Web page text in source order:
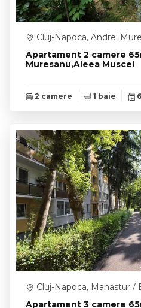
Apartament 2 camere
Muresanu,Aleea Muscel
Cluj-Napoca, Andrei
2 camere 1 baie
Apartament 3 camere
Cluj-Napoca, Manastur /